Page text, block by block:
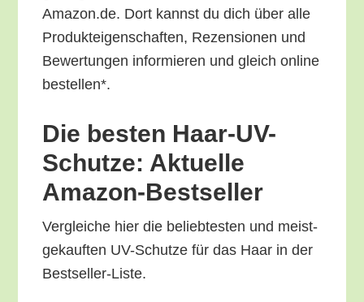
Amazon.de. Dort kannst du dich über alle
Pro­duk­tei­gen­schaf­ten, Rezen­sio­nen und
Bewer­tun­gen infor­mie­ren und gleich online
bestellen*.
Die bes­ten Haar-UV-
Schut­ze: Aktu­el­le
Amazon-Bestseller
Ver­glei­che hier die belieb­tes­ten und meist­
ge­kauf­ten UV-Schut­ze für das Haar in der
Bestseller-Liste.